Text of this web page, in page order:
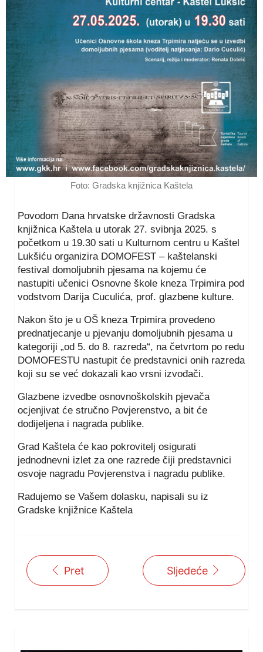
Foto: Gradska knjižnica Kaštela
Povodom Dana hrvatske državnosti Gradska
knjižnica Kaštela u utorak 27. svibnja 2025. s
početkom u 19.30 sati u Kulturnom centru u Kaštel
Lukšiću organizira DOMOFEST – kaštelanski
festival domoljubnih pjesama na kojemu će
nastupiti učenici Osnovne škole kneza Trpimira pod
vodstvom Darija Cuculića, prof. glazbene kulture.
Nakon što je u OŠ kneza Trpimira provedeno
prednatjecanje u pjevanju domoljubnih pjesama u
kategoriji „od 5. do 8. razreda“, na četvrtom po redu
DOMOFESTU nastupit će predstavnici onih razreda
koji su se već dokazali kao vrsni izvođači.
Glazbene izvedbe osnovnoškolskih pjevača
ocjenjivat će stručno Povjerenstvo, a bit će
dodijeljena i nagrada publike.
Grad Kaštela će kao pokrovitelj osigurati
jednodnevni izlet za one razrede čiji predstavnici
osvoje nagradu Povjerenstva i nagradu publike.
Radujemo se Vašem dolasku, napisali su iz
Gradske knjižnice Kaštela
Pret Sljedeće